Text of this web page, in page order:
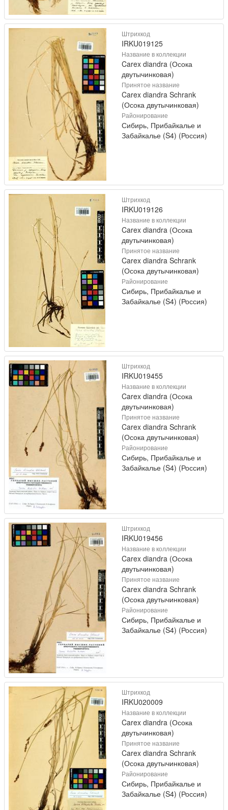
Штрихкод
IRKU019125
Название в коллекции
Carex diandra (Осока
двутычинковая)
Принятое название
Carex diandra Schrank
(Осока двутычинковая)
Районирование
Сибирь, Прибайкалье и
Забайкалье (S4) (Россия)
Штрихкод
IRKU019126
Название в коллекции
Carex diandra (Осока
двутычинковая)
Принятое название
Carex diandra Schrank
(Осока двутычинковая)
Районирование
Сибирь, Прибайкалье и
Забайкалье (S4) (Россия)
Штрихкод
IRKU019455
Название в коллекции
Carex diandra (Осока
двутычинковая)
Принятое название
Carex diandra Schrank
(Осока двутычинковая)
Районирование
Сибирь, Прибайкалье и
Забайкалье (S4) (Россия)
Штрихкод
IRKU019456
Название в коллекции
Carex diandra (Осока
двутычинковая)
Принятое название
Carex diandra Schrank
(Осока двутычинковая)
Районирование
Сибирь, Прибайкалье и
Забайкалье (S4) (Россия)
Штрихкод
IRKU020009
Название в коллекции
Carex diandra (Осока
двутычинковая)
Принятое название
Carex diandra Schrank
(Осока двутычинковая)
Районирование
Сибирь, Прибайкалье и
Забайкалье (S4) (Россия)